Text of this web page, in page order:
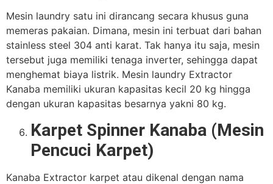
Mesin laundry satu ini dirancang secara khusus guna
memeras pakaian. Dimana, mesin ini terbuat dari bahan
stainless steel 304 anti karat. Tak hanya itu saja, mesin
tersebut juga memiliki tenaga inverter, sehingga dapat
menghemat biaya listrik. Mesin laundry Extractor
Kanaba memiliki ukuran kapasitas kecil 20 kg hingga
dengan ukuran kapasitas besarnya yakni 80 kg.
Karpet Spinner Kanaba (Mesin
Pencuci Karpet)
Kanaba Extractor karpet atau dikenal dengan nama